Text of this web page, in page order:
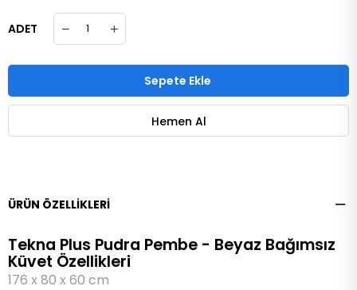
ADET
ÜRÜN ÖZELLIKLERI
Tekna Plus Pudra Pembe - Beyaz Bağımsız
Küvet Özellikleri
176 x 80 x 60 cm